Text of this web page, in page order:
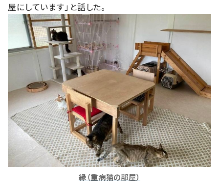
屋にしています」と話した。
縁（重病猫の部屋）